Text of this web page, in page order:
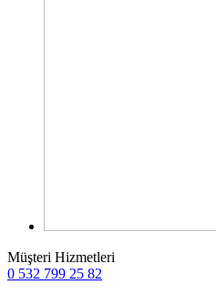
Müşteri Hizmetleri
0 532 799 25 82